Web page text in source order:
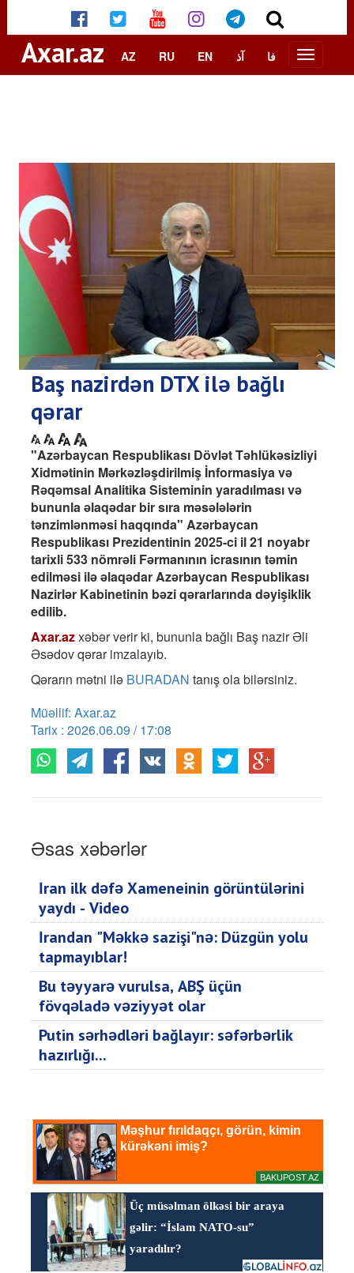
Axar.az AZ RU EN آذ فا
Baş nazirdən DTX ilə bağlı
qərar
"Azərbaycan Respublikası Dövlət Təhlükəsizliyi
Xidmətinin Mərkəzləşdirilmiş İnformasiya və
Rəqəmsal Analitika Sisteminin yaradılması və
bununla əlaqədar bir sıra məsələlərin
tənzimlənməsi haqqında" Azərbaycan
Respublikası Prezidentinin 2025-ci il 21 noyabr
tarixli 533 nömrəli Fərmanının icrasının təmin
edilməsi ilə əlaqədar Azərbaycan Respublikası
Nazirlər Kabinetinin bəzi qərarlarında dəyişiklik
edilib.
Axar.azxəbər verir ki, bununla bağlı Baş nazir Əli
Əsədov qərar imzalayıb.
Qərarın mətni ilə BURADAN tanış ola bilərsiniz.
Müəllif: Axar.az
Tarix : 2026.06.09 / 17:08
Əsas xəbərlər
İran ilk dəfə Xameneinin görüntülərini
yaydı - Video
İrandan "Məkkə sazişi"nə: Düzgün yolu
tapmayıblar!
Bu təyyarə vurulsa, ABŞ üçün
fövqəladə vəziyyət olar
Putin sərhədləri bağlayır: səfərbərlik
hazırlığı...